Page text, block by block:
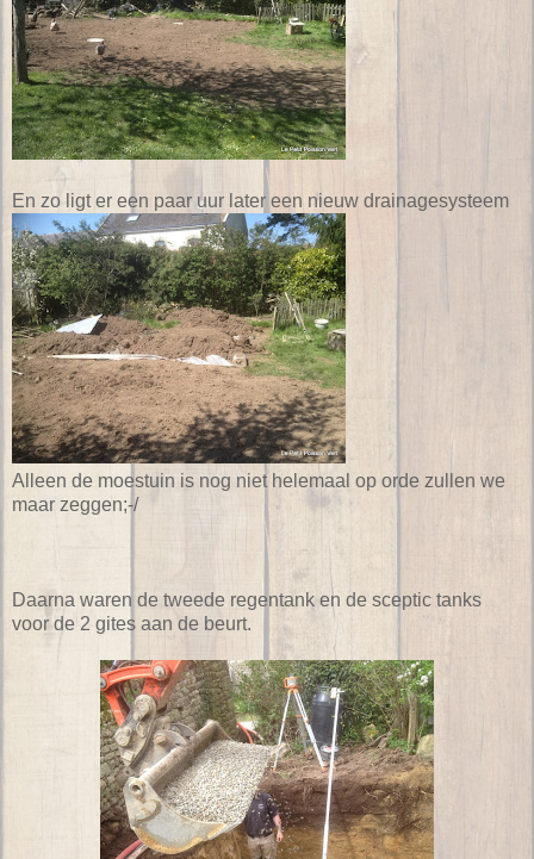
En zo ligt er een paar uur later een nieuw drainagesysteem
Alleen de moestuin is nog niet helemaal op orde zullen we
maar zeggen;-/
Daarna waren de tweede regentank en de sceptic tanks
voor de 2 gites aan de beurt.